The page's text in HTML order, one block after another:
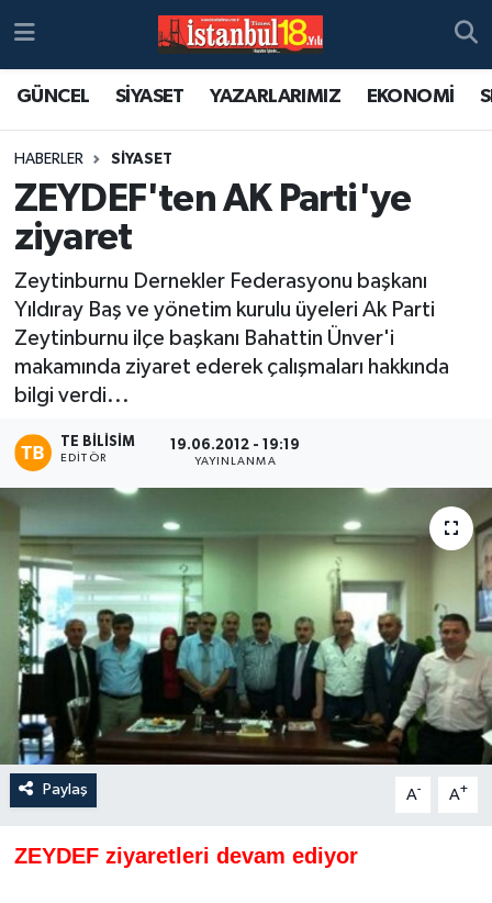
GÜNCEL SİYASET YAZARLARIMIZ EKONOMİ
HABERLER SİYASET
ZEYDEF'ten AK Parti'ye
ziyaret
Zeytinburnu Dernekler Federasyonu başkanı
Yıldıray Baş ve yönetim kurulu üyeleri Ak Parti
Zeytinburnu ilçe başkanı Bahattin Ünver'i
makamında ziyaret ederek çalışmaları hakkında
bilgi verdi...
TE BILISIM
EDITÖR
19.06.2012 - 19:19
YAYINLANMA
Paylaş A- A+
ZEYDEF ziyaretleri devam ediyor